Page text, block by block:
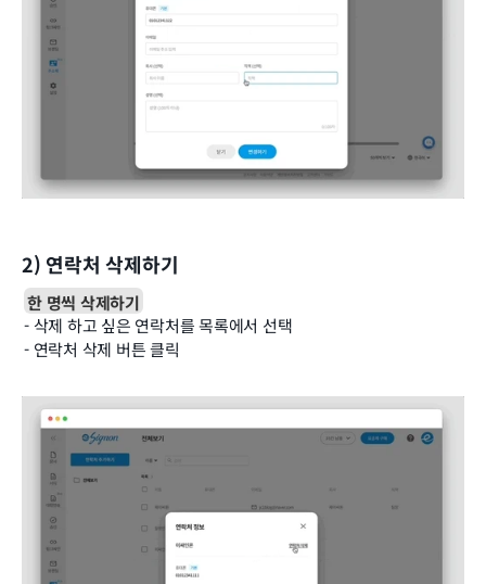
2) 연락처 삭제하기
한 명씩 삭제하기
- 삭제 하고 싶은 연락처를 목록에서 선택
- 연락처 삭제 버튼 클릭